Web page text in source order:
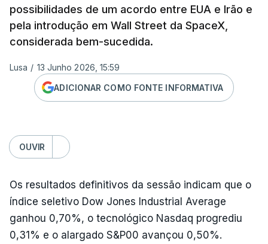
possibilidades de um acordo entre EUA e Irão e
pela introdução em Wall Street da SpaceX,
considerada bem-sucedida.
Lusa / 13 Junho 2026, 15:59
ADICIONAR COMO FONTE INFORMATIVA
OUVIR
Os resultados definitivos da sessão indicam que o
índice seletivo Dow Jones Industrial Average
ganhou 0,70%, o tecnológico Nasdaq progrediu
0,31% e o alargado S&P00 avançou 0,50%.